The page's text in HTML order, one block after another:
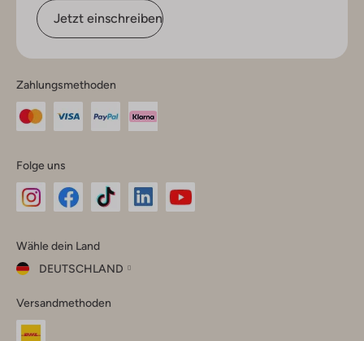
Jetzt einschreiben
Zahlungsmethoden
Folge uns
Instagram
Facebook
TikTok
Wähle dein Land
DEUTSCHLAND
dein
Land
Versandmethoden